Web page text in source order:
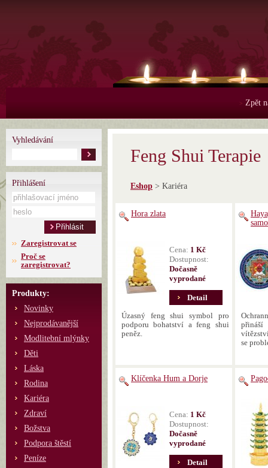
> Zpět
Vyhledávání
Přihlášení
Zaregistrovat se
Proč se
zaregistrovat?
Produkty:
Novinky
Nejprodávanější
Modlitební mlýnky
Děti
Láska
Rodina
Kariéra
Zdraví
Božstva
Podpora štěstí
Peníze
Feng Shui
Eshop > Kariéra
Hora zlata
Cena: 1 Kč
Dostupnost:
Dočasně
vyprodané
Detail
Úzasný feng shui symbol pro
podporu bohatství a feng shui
peněz.
se
Klíčenka Hum a Dorje
Cena: 1 Kč
Dostupnost:
Dočasně
vyprodané
Detail